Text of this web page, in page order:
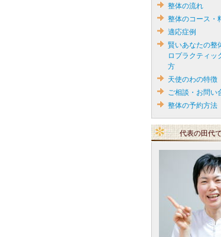
整体の流れ
整体のコース・
適応症例
賢いあなたの整
ロプラクティッ
方
天使のわの特徴
ご相談・お問い
整体の予約方法
代表の田代